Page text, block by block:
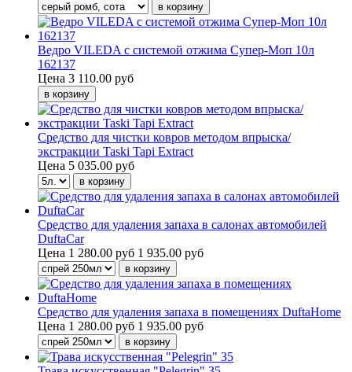
Ведро VILEDA с системой отжима Супер-Моп 10л
162137
Цена 3 110.00 руб
Средство для чистки ковров методом впрыска/
экстракции Taski Tapi Extract
Цена 5 035.00 руб
Средство для удаления запаха в салонах автомобилей
DuftaCar
Цена 1 280.00 руб 1 935.00 руб
Средство для удаления запаха в помещениях DuftaHome
Цена 1 280.00 руб 1 935.00 руб